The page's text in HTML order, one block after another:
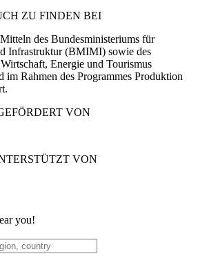
ZU FINDEN BEI
des Bundesministeriums für
Infrastruktur (BMIMI) sowie des
Energie und Tourismus
Rahmen des Programmes Produktion
VON
VON
you!